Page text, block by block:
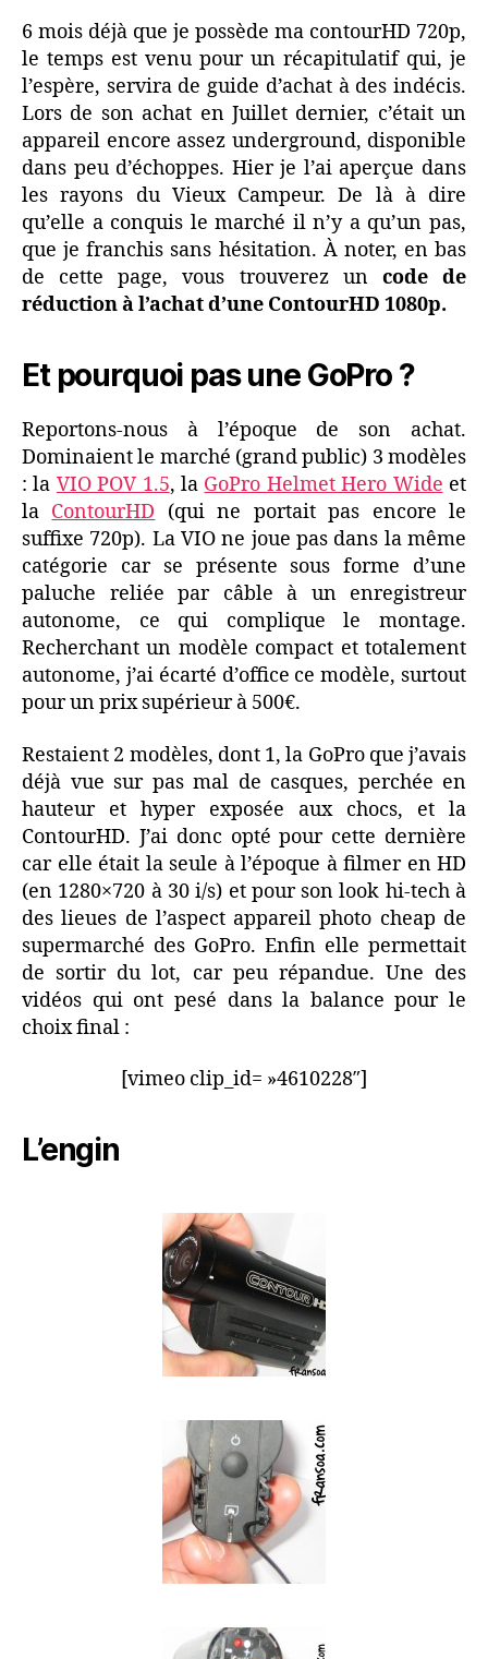
6 mois déjà que je possède ma contourHD 720p,
le temps est venu pour un récapitulatif qui, je
l’espère, servira de guide d’achat à des indécis.
Lors de son achat en Juillet dernier, c’était un
appareil encore assez underground, disponible
dans peu d’échoppes. Hier je l’ai aperçue dans
les rayons du Vieux Campeur. De là à dire
qu’elle a conquis le marché il n’y a qu’un pas,
que je franchis sans hésitation. À noter, en bas
de cette page, vous trouverez un code de
réduction à l’achat d’une ContourHD 1080p.
Et pourquoi pas une GoPro ?
Reportons-nous à l’époque de son achat.
Dominaient le marché (grand public) 3 modèles
: la VIO POV 1.5, la GoPro Helmet Hero Wide et
la ContourHD (qui ne portait pas encore le
suffixe 720p). La VIO ne joue pas dans la même
catégorie car se présente sous forme d’une
paluche reliée par câble à un enregistreur
autonome, ce qui complique le montage.
Recherchant un modèle compact et totalement
autonome, j’ai écarté d’office ce modèle, surtout
pour un prix supérieur à 500€.
Restaient 2 modèles, dont 1, la GoPro que j’avais
déjà vue sur pas mal de casques, perchée en
hauteur et hyper exposée aux chocs, et la
ContourHD. J’ai donc opté pour cette dernière
car elle était la seule à l’époque à filmer en HD
(en 1280×720 à 30 i/s) et pour son look hi-tech à
des lieues de l’aspect appareil photo cheap de
supermarché des GoPro. Enfin elle permettait
de sortir du lot, car peu répandue. Une des
vidéos qui ont pesé dans la balance pour le
choix final :
[vimeo clip_id= »4610228″]
L’engin